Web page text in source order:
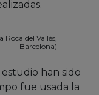
del Vallès,
Barcelona)
han sido
fue usada la